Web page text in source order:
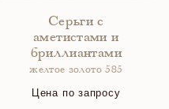
Серьги с
аметистами и
бриллиантами
желтое золото 585
Цена по запросу